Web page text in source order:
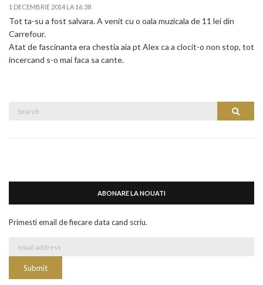
1 DECEMBRIE 2014 LA 16:38
Tot ta-su a fost salvara. A venit cu o oala muzicala de 11 lei din
Carrefour.
Atat de fascinanta era chestia aia pt Alex ca a clocit-o non stop, tot
incercand s-o mai faca sa cante.
Search
ABONARE LA NOUATI
Primesti email de fiecare data cand scriu.